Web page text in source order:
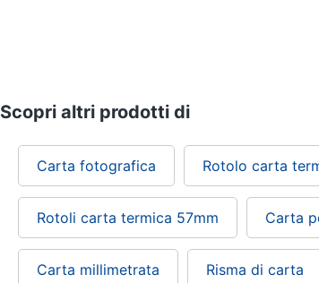
Scopri altri prodotti di
Carta fotografica Rotolo carta
Rotoli carta termica 57mm Carta
Carta millimetrata Risma di carta